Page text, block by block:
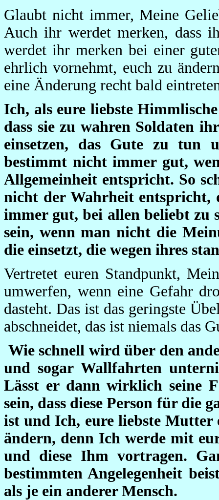
Glaubt nicht immer, Meine
Auch ihr werdet merken, dass
werdet ihr merken bei einer
ehrlich vornehmt, euch zu
eine Änderung recht bald
Ich, als eure liebste
dass sie zu wahren Soldaten
einsetzen, das Gute zu tun
bestimmt nicht immer gut,
Allgemeinheit entspricht. So
nicht der Wahrheit entspricht,
immer gut, bei allen beliebt zu
sein, wenn man nicht die
die einsetzt, die wegen ihres
Vertretet euren Standpunkt,
umwerfen, wenn eine Gefahr
dasteht. Das ist das geringste
abschneidet, das ist niemals das
Wie schnell wird über den
und sogar Wallfahrten
Lässt er dann wirklich seine
sein, dass diese Person für die
ist und Ich, eure liebste Mutter
ändern, denn Ich werde mit
und diese Ihm vortragen.
bestimmten Angelegenheit
als je ein anderer Mensch.